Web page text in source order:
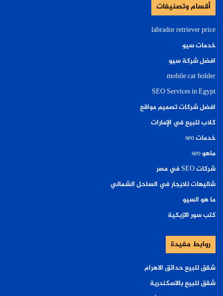
أقسام وتصنيفات
labrador retriever price
خدمات سيو
افضل شركة سيو
mobile car holder
SEO Services in Egypt
افضل شركات تصميم مواقع
كلاب للبيع في الإمارات
خدمات seo
ماهو seo
شركات SEO في مصر
شاليهات للايجار في الساحل الشمالي
ما هو السيو
كتب سور الازبكية
روابط مفيدة
شقق للبيع حدائق الاهرام
شقق للبيع بالاسكندرية